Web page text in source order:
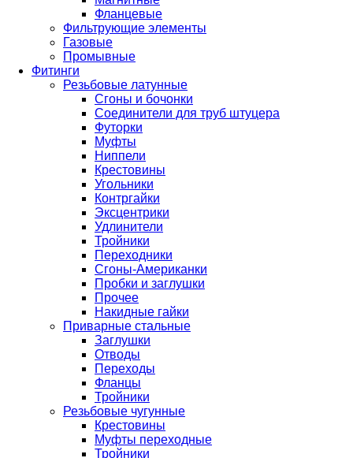
Фланцевые
Фильтрующие элементы
Газовые
Промывные
Фитинги
Резьбовые латунные
Сгоны и бочонки
Соединители для труб штуцера
Футорки
Муфты
Ниппели
Крестовины
Угольники
Контргайки
Эксцентрики
Удлинители
Тройники
Переходники
Сгоны-Американки
Пробки и заглушки
Прочее
Накидные гайки
Приварные стальные
Заглушки
Отводы
Переходы
Фланцы
Тройники
Резьбовые чугунные
Крестовины
Муфты переходные
Тройники